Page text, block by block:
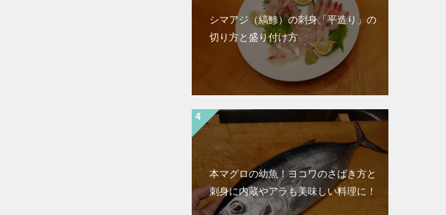
シマアジ（縞鯵）の刺身「平造り」の
切り方と盛り付け方
本マグロの幼魚！ヨコワのさばき方と
刺身に内蔵やアラも美味しい料理に！